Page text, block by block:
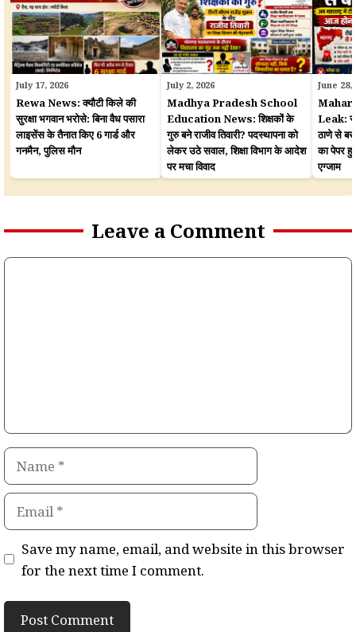
July 17, 2026
Rewa News: क्यौटी किले की
सुरक्षा भगवान भरोसे: बिना वैध पसारा
लाइसेंस के तैनात किए 6 गार्ड और
गनमैन, पुलिस मौन
July 2, 2026
Madhya Pradesh School
Education News: शिक्षकों के
गुरु बने राजीव तिवारी? पदस्थापना को
लेकर उठे सवाल, शिक्षा विभाग के आदेश
पर मचा विवाद
June 28,
Leak:
ठाणे से
का पेपर
एग्जाम
Leave a Comment
Comment
Name
Email
Save my name, email, and website in this browser
for the next time I comment.